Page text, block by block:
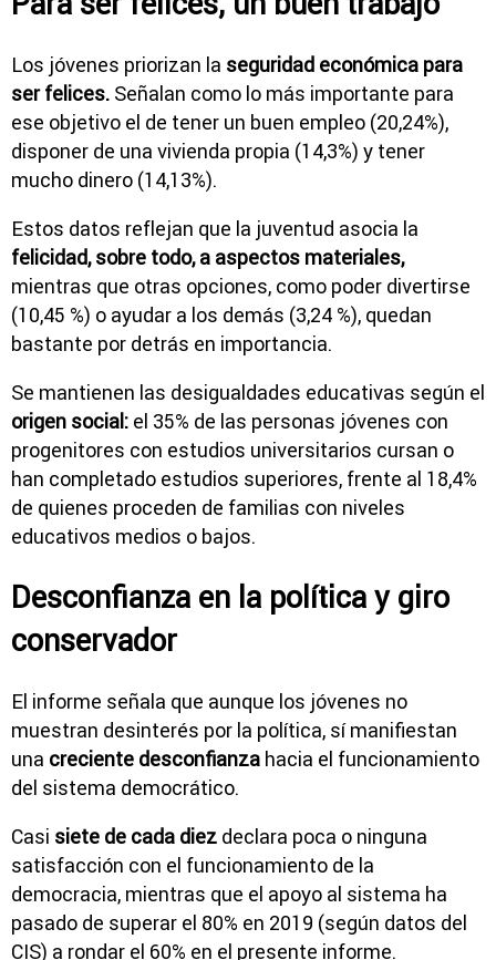
Los jóvenes priorizan la seguridad económica para
ser felices. Señalan como lo más importante para
ese objetivo el de tener un buen empleo (20,24%),
disponer de una vivienda propia (14,3%) y tener
mucho dinero (14,13%).
Estos datos reflejan que la juventud asocia la
felicidad, sobre todo, a aspectos materiales,
mientras que otras opciones, como poder divertirse
(10,45 %) o ayudar a los demás (3,24 %), quedan
bastante por detrás en importancia.
Se mantienen las desigualdades educativas según el
origen social: el 35% de las personas jóvenes con
progenitores con estudios universitarios cursan o
han completado estudios superiores, frente al 18,4%
de quienes proceden de familias con niveles
educativos medios o bajos.
Desconfianza en la política y giro
conservador
El informe señala que aunque los jóvenes no
muestran desinterés por la política, sí manifiestan
una creciente desconfianza hacia el funcionamiento
del sistema democrático.
Casi siete de cada diez declara poca o ninguna
satisfacción con el funcionamiento de la
democracia, mientras que el apoyo al sistema ha
pasado de superar el 80% en 2019 (según datos del
CIS) a rondar el 60% en el presente informe.